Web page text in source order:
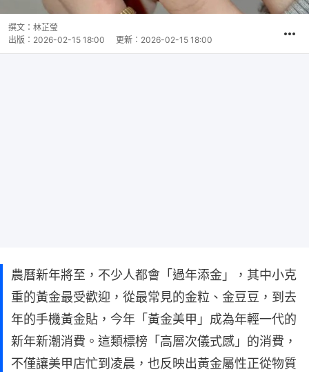
撰文： 林芷瑩
出版： 2026-02-15 18:00 更新： 2026-02-15 18:00
農曆新年將至，不少人都會「過年添金」，其中小克
重的黃金最受歡迎，從最常見的金粒、金豆豆，到去
年的手機黃金貼，今年「黃金美甲」成為年輕一代的
新年新潮消費。這類標榜「高層次儀式感」的消費，
不僅讓美甲店忙到凌晨，也反映出黃金屬性正從物質